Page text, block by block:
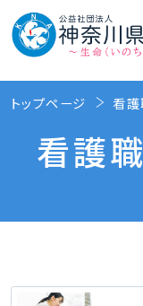
トップページ 看
看護